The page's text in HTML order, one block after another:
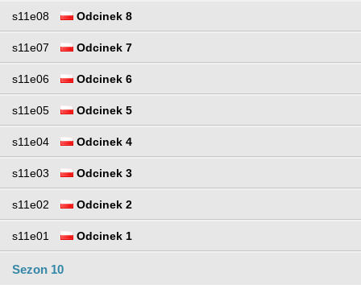
s11e08 Odcinek 8
s11e07 Odcinek 7
s11e06 Odcinek 6
s11e05 Odcinek 5
s11e04 Odcinek 4
s11e03 Odcinek 3
s11e02 Odcinek 2
s11e01 Odcinek 1
Sezon 10